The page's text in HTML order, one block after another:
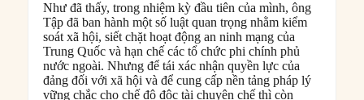
Như đã thấy, trong nhiệm kỳ đầu tiên của mình, ông
Tập đã ban hành một số luật quan trọng nhằm kiểm
soát xã hội, siết chặt hoạt động an ninh mạng của
Trung Quốc và hạn chế các tổ chức phi chính phủ
nước ngoài. Nhưng để tái xác nhận quyền lực của
đảng đối với xã hội và để cung cấp nền tảng pháp lý
vững chắc cho chế độ độc tài chuyên chế thì còn